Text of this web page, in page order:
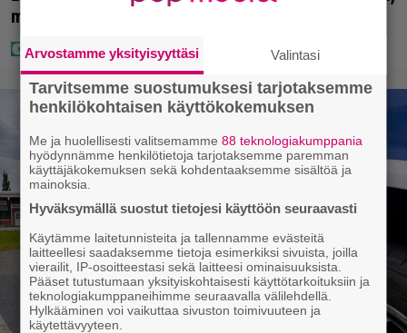
mutta miten sitten kävikään
Arvostamme yksityisyyttäsi Valintasi
Tarvitsemme suostumuksesi tarjotaksemme
henkilökohtaisen käyttökokemuksen
Me ja huolellisesti valitsemamme88 teknologiakumppania
hyödynnämme henkilötietoja tarjotaksemme paremman
käyttäjäkokemuksen sekä kohdentaaksemme sisältöä ja
mainoksia.
Hyväksymällä suostut tietojesi käyttöön seuraavasti
Käytämme laitetunnisteita ja tallennamme evästeitä
laitteellesi saadaksemme tietoja esimerkiksi sivuista, joilla
vierailit, IP-osoitteestasi sekä laitteesi ominaisuuksista.
Pääset tutustumaan yksityiskohtaisesti käyttötarkoituksiin ja
teknologiakumppaneihimme seuraavalla välilehdellä.
Hylkääminen voi vaikuttaa sivuston toimivuuteen ja
käytettävyyteen.